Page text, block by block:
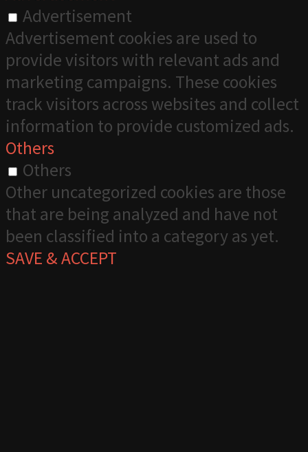
Advertisement
Advertisement cookies are used to
provide visitors with relevant ads and
marketing campaigns. These cookies
track visitors across websites and collect
information to provide customized ads.
Others
Others
Other uncategorized cookies are those
that are being analyzed and have not
been classified into a category as yet.
SAVE & ACCEPT